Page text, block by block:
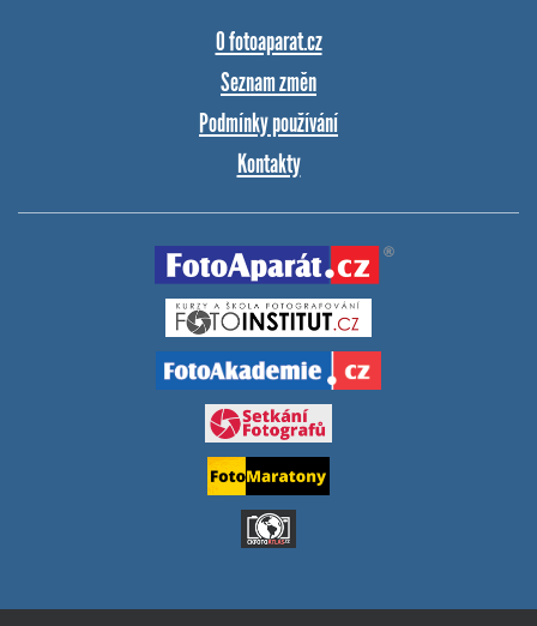
O fotoaparat.cz
Seznam změn
Podmínky používání
Kontakty